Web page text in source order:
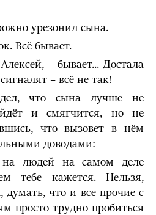
урезонил сына.
Всё бывает.
– бывает... Достала
– всё не так!
что сына лучше не
и смягчится, но не
что вызовет в нём
доводами:
людей на самом деле
тебе кажется. Нельзя,
что и все прочие с
просто трудно пробиться